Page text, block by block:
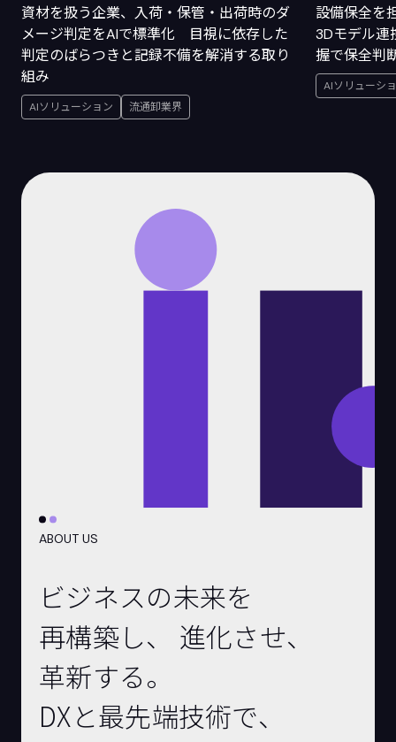
資材を扱う企業、入荷・保管・出荷時のダ
メージ判定をAIで標準化 目視に依存した
判定のばらつきと記録不備を解消する取り
組み
AIソリューション 流通卸業界
設備保全を
3Dモデル
握で保全判
AIソリューシ
ABOUT US
ビジネスの未来を
再構築し、 進化させ、
革新する。
DXと最先端技術で、